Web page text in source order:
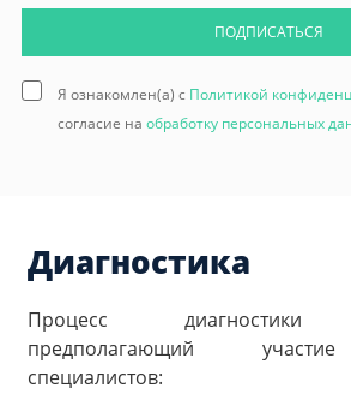
ПОДПИСАТЬСЯ
Я ознакомлен(а) с Политикой
согласие на обработку персональных
Диагностика
Процесс диагностики
предполагающий
специалистов: